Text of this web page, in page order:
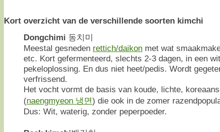
Kort overzicht van de verschillende soorten kimchi
Dongchimi 동치미
Meestal gesneden rettich/daikon met wat
etc. Kort gefermenteerd, slechts 2-3 dagen, in een
pekeloplossing. En dus niet heet/pedis. Wordt
verfrissend.
Het vocht vormt de basis van koude, lichte,
(naengmyeon 냉면) die ook in de zomer
Dus: Wit, waterig, zonder peperpoeder.